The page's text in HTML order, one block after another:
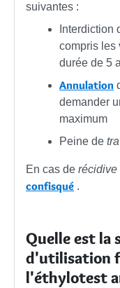
suivantes :
Interdiction
compris les
durée de 5
Annulation
demander
maximum
Peine de
En cas de récidive
confisqué .
Quelle est la
d'utilisation
l'éthylotest